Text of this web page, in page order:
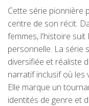
Cette série pionnière
centre de son récit.
femmes, l'histoire
personnelle. La série
diversifiée et réaliste
narratif inclusif où les
Elle marque un
identités de genre et